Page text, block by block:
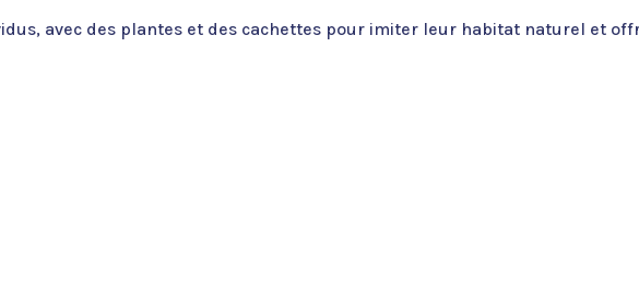
avec des plantes et des cachettes pour imiter leur habitat naturel et